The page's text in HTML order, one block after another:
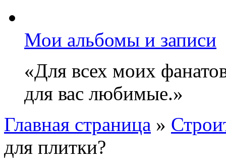
Мои альбомы и записи
«Для всех моих
для вас любимые.»
Главная страница »
для плитки?